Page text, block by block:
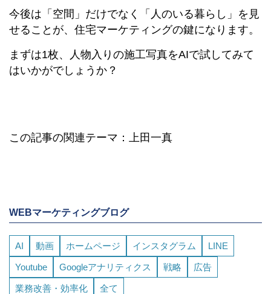
今後は「空間」だけでなく「人のいる暮らし」を見
せることが、住宅マーケティングの鍵になります。
まずは1枚、人物入りの施工写真をAIで試してみて
はいかがでしょうか？
この記事の関連テーマ：上田一真
WEBマーケティングブログ
AI 動画 ホームページ インスタグラム LINE
Youtube Googleアナリティクス 戦略 広告
業務改善・効率化 全て